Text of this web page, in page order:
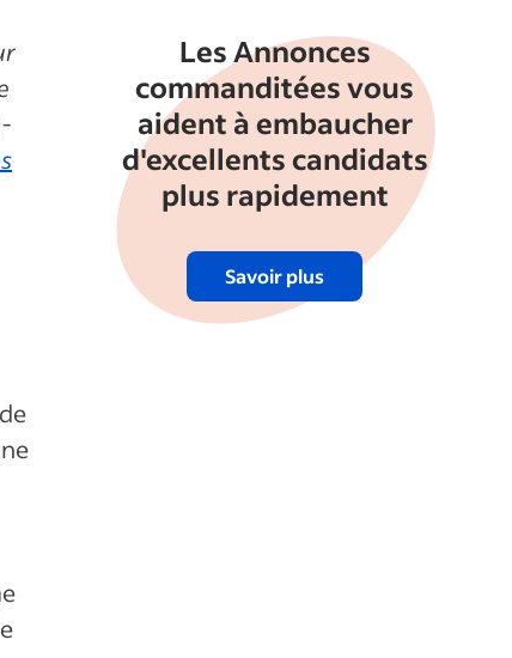
Les Annonces
commanditées vous
aident à embaucher
d'excellents candidats
plus rapidement
Savoir plus